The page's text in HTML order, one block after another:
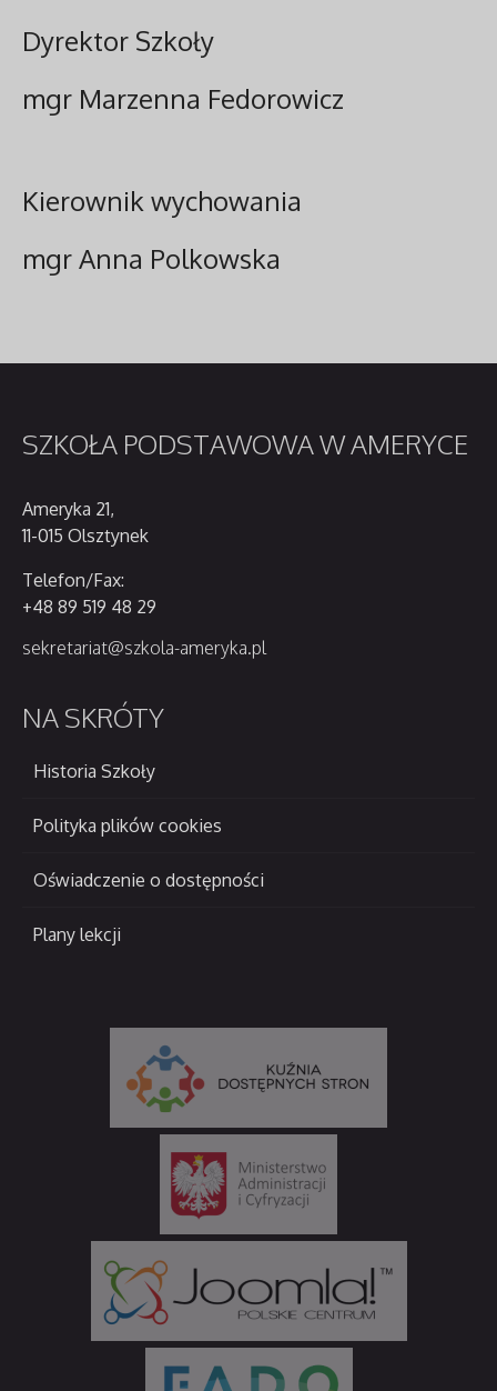
Dyrektor Szkoły
mgr Marzenna Fedorowicz
Kierownik wychowania
mgr Anna Polkowska
SZKOŁA PODSTAWOWA W AMERYCE
Ameryka 21,
11-015 Olsztynek
Telefon/Fax:
+48 89 519 48 29
sekretariat@szkola-ameryka.pl
NASKRÓTY
Historia Szkoły
Polityka plików cookies
Oświadczenie o dostępności
Plany lekcji